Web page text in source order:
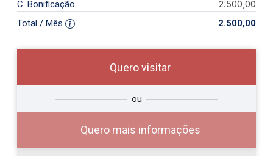
C. Bonificação 2.500,00
Total / Mês 2.500,00
Quero visitar
ou
Quero mais informações
Qual o melhor dia e horário para
você?